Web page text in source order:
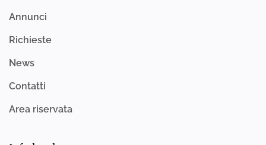
Annunci
Richieste
News
Contatti
Area riservata